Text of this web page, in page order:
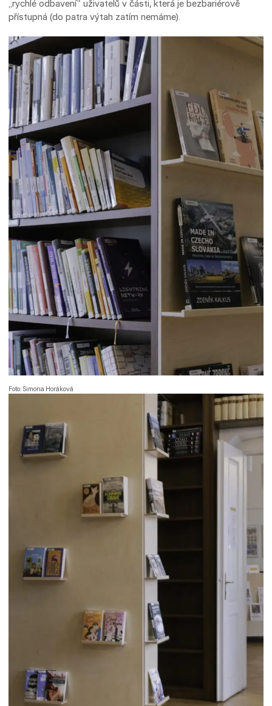
„rychlé odbavení“ uživatelů v části, která je bezbariérově
přístupná (do patra výtah zatím nemáme).
Foto: Simona Horáková